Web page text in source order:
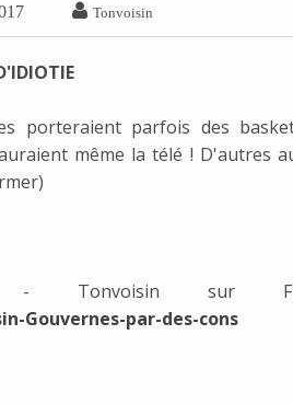
 Tonvoisin
porteraient parfois des
même la télé ! D'autres
- Tonvoisin sur
Gouvernes-par-des-cons